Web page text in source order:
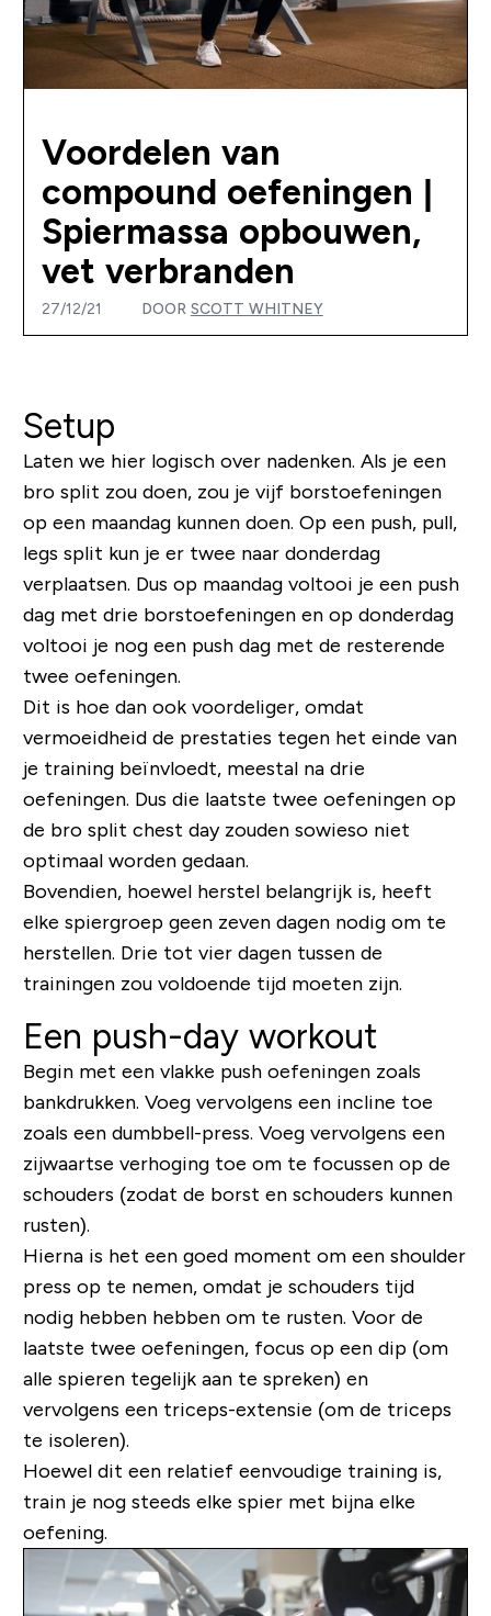
Voordelen van
compound oefeningen |
Spiermassa opbouwen,
vet verbranden
27/12/21 DOOR SCOTT WHITNEY
Setup
Laten we hier logisch over nadenken. Als je een
bro split zou doen, zou je vijf borstoefeningen
op een maandag kunnen doen. Op een push, pull,
legs split kun je er twee naar donderdag
verplaatsen. Dus op maandag voltooi je een push
dag met drie borstoefeningen en op donderdag
voltooi je nog een push dag met de resterende
twee oefeningen.
Dit is hoe dan ook voordeliger, omdat
vermoeidheid de prestaties tegen het einde van
je training beïnvloedt, meestal na drie
oefeningen. Dus die laatste twee oefeningen op
de bro split chest day zouden sowieso niet
optimaal worden gedaan.
Bovendien, hoewel herstel belangrijk is, heeft
elke spiergroep geen zeven dagen nodig om te
herstellen. Drie tot vier dagen tussen de
trainingen zou voldoende tijd moeten zijn.
Een push-day workout
Begin met een vlakke push oefeningen zoals
bankdrukken. Voeg vervolgens een incline toe
zoals een dumbbell-press. Voeg vervolgens een
zijwaartse verhoging toe om te focussen op de
schouders (zodat de borst en schouders kunnen
rusten).
Hierna is het een goed moment om een ​​shoulder
press op te nemen, omdat je schouders tijd
nodig hebben hebben om te rusten. Voor de
laatste twee oefeningen, focus op een dip (om
alle spieren tegelijk aan te spreken) en
vervolgens een triceps-extensie (om de triceps
te isoleren).
Hoewel dit een relatief eenvoudige training is,
train je nog steeds elke spier met bijna elke
oefening.